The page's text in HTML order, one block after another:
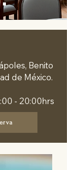
Benito
de México.
- 20:00hrs